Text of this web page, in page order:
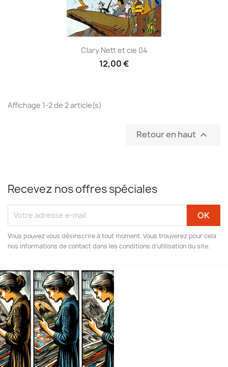
Clary Nett et cie 04
12,00 €
Affichage 1-2 de 2 article(s)
Retour en haut 
Recevez nos offres spéciales
Vous pouvez vous désinscrire à tout moment. Vous trouverez pour cela
nos informations de contact dans les conditions d'utilisation du site.